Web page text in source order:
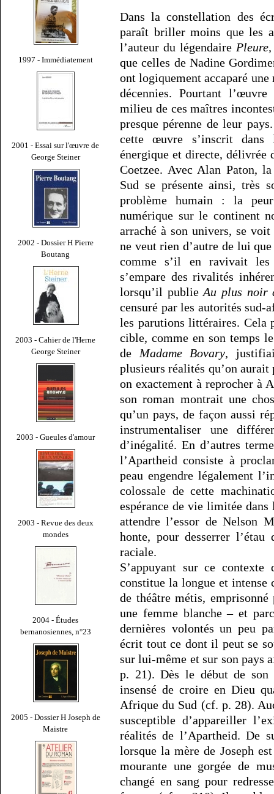
1997 - Immédiatement
2001 - Essai sur l'œuvre de
George Steiner
2002 - Dossier H Pierre
Boutang
2003 - Cahier de l'Herne
George Steiner
2003 - Gueules d'amour
2003 - Revue des deux
mondes
2004 - Études
bernanosiennes, n°23
2005 - Dossier H Joseph de
Maistre
Dans la constellation des
paraît briller moins que les
l’auteur du légendaire
que celles de Nadine
ont logiquement accaparé
décennies. Pourtant
milieu de ces maîtres
presque pérenne de leur
cette œuvre s’inscrit dans
énergique et directe, délivrée
Coetzee. Avec Alan Paton,
Sud se présente ainsi, très
problème humain : la
numérique sur le continent
arraché à son univers, se
ne veut rien d’autre de lui
comme s’il en ravivait les
s’empare des rivalités
lorsqu’il publieAu plus noir
censuré par les autorités
les parutions littéraires. Cela
cible, comme en son temps
de Madame Bovary,
plusieurs réalités qu’on
on exactement à reprocher à
son roman montrait une
qu’un pays, de façon aussi
instrumentaliser une
d’inégalité. En d’autres
l’Apartheid consiste à
peau engendre légalement
colossale de cette
espérance de vie limitée
attendre l’essor de Nelson
honte, pour desserrer
raciale.
S’appuyant sur ce contexte
constitue la longue et intense
de théâtre métis, emprisonné
une femme blanche – et
dernières volontés un peu
écrit tout ce dont il peut se
sur lui-même et sur son pays
p. 21). Dès le début de
insensé de croire en Dieu
Afrique du Sud (cf. p. 28).
susceptible d’appareiller
réalités de l’Apartheid. De
lorsque la mère de Joseph
mourante une gorgée de
changé en sang pour